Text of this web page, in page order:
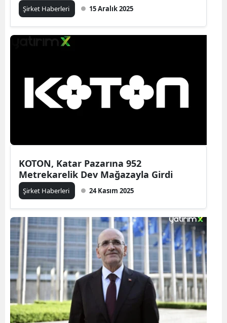
Şirket Haberleri 15 Aralık 2025
KOTON, Katar Pazarına 952
Metrekarelik Dev Mağazayla Girdi
Şirket Haberleri 24 Kasım 2025